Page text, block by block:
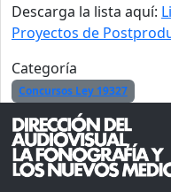
Descarga la lista aquí:
Proyectos de
Categoría
Concursos Ley 19327